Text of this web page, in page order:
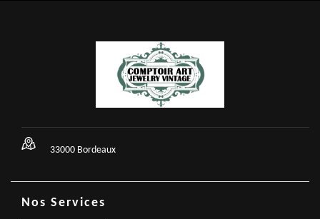
33000 Bordeaux
Nos Services